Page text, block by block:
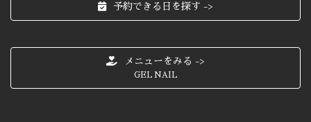
予約できる日を探す ->
メニューをみる ->
GEL NAIL